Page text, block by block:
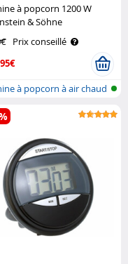
à popcorn 1200 W
& Söhne
Prix conseillé
à popcorn à air chaud